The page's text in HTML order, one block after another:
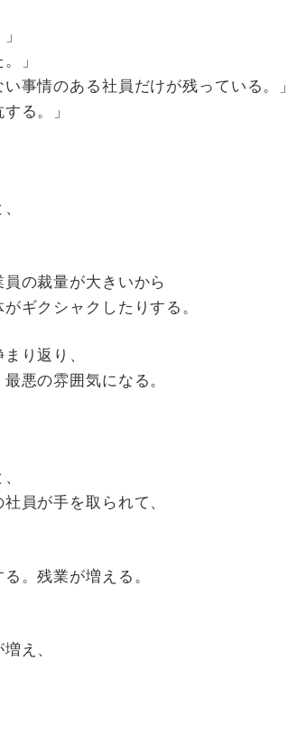
」
事情のある社員だけが残っている。」
る。」
の裁量が大きいから
ギクシャクしたりする。
り返り、
悪の雰囲気になる。
員が手を取られて、
。残業が増える。
え、